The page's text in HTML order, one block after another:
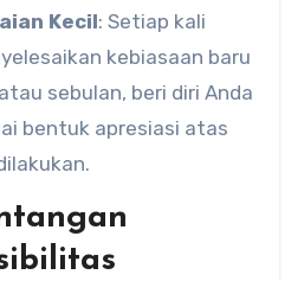
Kecil: Setiap kali
kebiasaan baru
sebulan, beri diri Anda
bentuk apresiasi atas